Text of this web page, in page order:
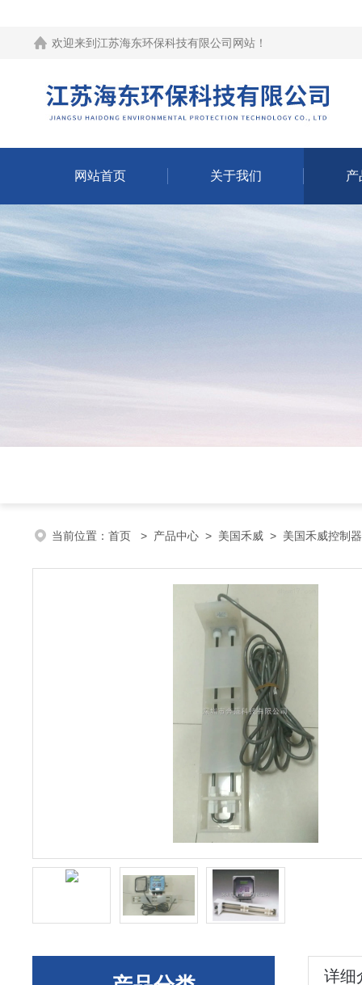
欢迎来到江苏海东环保科技有限公司网站！
网站首页 关于我们 产
当前位置： 首页 > 产品中心 > 美国禾威 > 美国禾威控制
详细